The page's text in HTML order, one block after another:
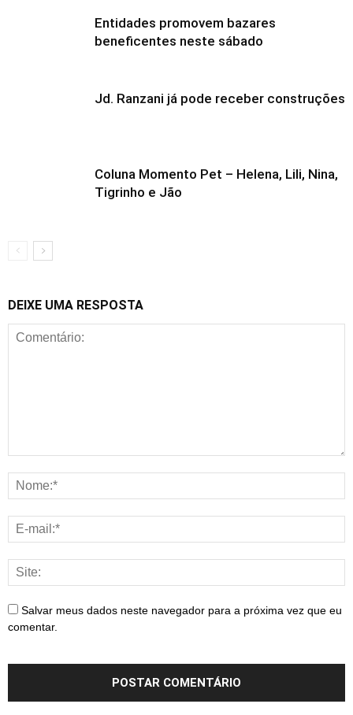
Entidades promovem bazares
beneficentes neste sábado
Jd. Ranzani já pode receber construções
Coluna Momento Pet – Helena, Lili, Nina,
Tigrinho e Jão
DEIXE UMA RESPOSTA
Salvar meus dados neste navegador para a próxima vez que eu
comentar.